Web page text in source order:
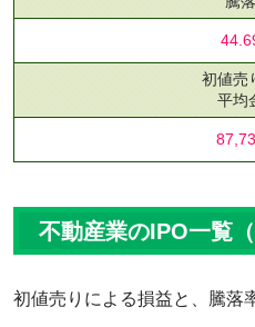
初値売
平均
不動産業のIPO一覧（
初値売りによる損益と、騰落